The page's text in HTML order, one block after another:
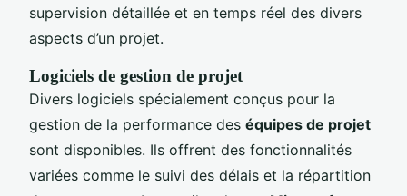
supervision détaillée et en temps réel des divers
aspects d’un projet.
Logiciels de gestion de projet
Divers logiciels spécialement conçus pour la
gestion de la performance des équipes de projet
sont disponibles. Ils offrent des fonctionnalités
variées comme le suivi des délais et la répartition